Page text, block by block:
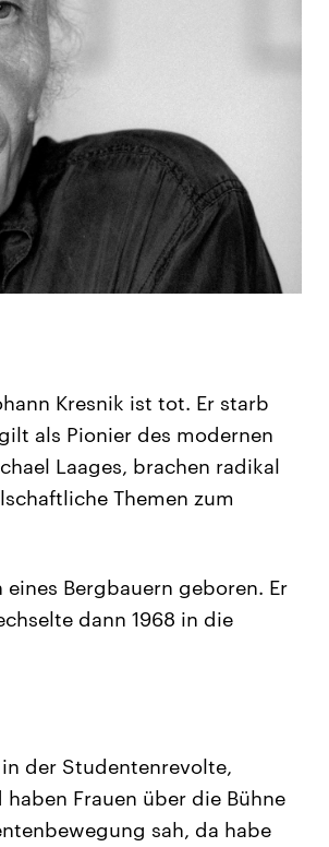
Kresnik ist tot. Er starb
als Pionier des modernen
Laages, brachen radikal
Themen zum
Bergbauern geboren. Er
dann 1968 in die
der Studentenrevolte,
Frauen über die Bühne
sah, da habe